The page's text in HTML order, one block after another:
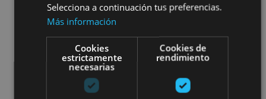
Localidades
Selecciona a continuación tus preferencias.
Más información
Cookies
estrictamente
necesarias
Cookies de
rendimiento